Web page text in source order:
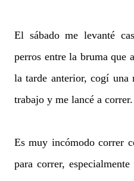
El sábado me levanté
perros entre la bruma que
la tarde anterior, cogí una
trabajo y me lancé a correr.
Es muy incómodo correr
para correr,